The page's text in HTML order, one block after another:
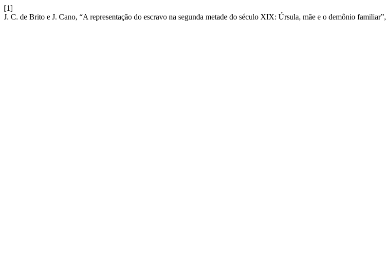
[1]
J. C. de Brito e J. Cano, “A representação do escravo na segunda metade do século XIX: Úrsula, mãe e o demônio familiar”,